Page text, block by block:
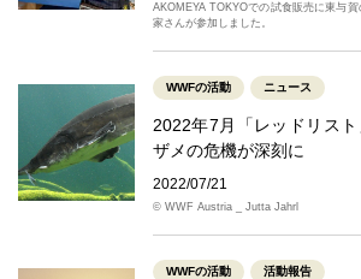
AKOMEYA TOKYOでの試食販売に東与
家さんが参加しました。
WWFの活動 ニュース
2022年7月「レッドリス
ザメの危機が深刻に
2022/07/21
© WWF Austria _ Jutta Jahrl
WWFの活動 活動報告